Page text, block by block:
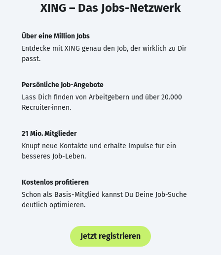
XING – Das Jobs-Netzwerk
Über eine Million Jobs
Entdecke mit XING genau den Job, der wirklich zu Dir
passt.
Persönliche Job-Angebote
Lass Dich finden von Arbeitgebern und über 20.000
Recruiter·innen.
21 Mio. Mitglieder
Knüpf neue Kontakte und erhalte Impulse für ein
besseres Job-Leben.
Kostenlos profitieren
Schon als Basis-Mitglied kannst Du Deine Job-Suche
deutlich optimieren.
Jetzt registrieren